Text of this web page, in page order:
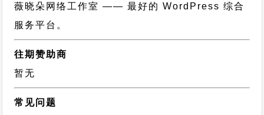
薇晓朵网络工作室 —— 最好的 WordPress 综合
服务平台。
往期赞助商
暂无
常见问题